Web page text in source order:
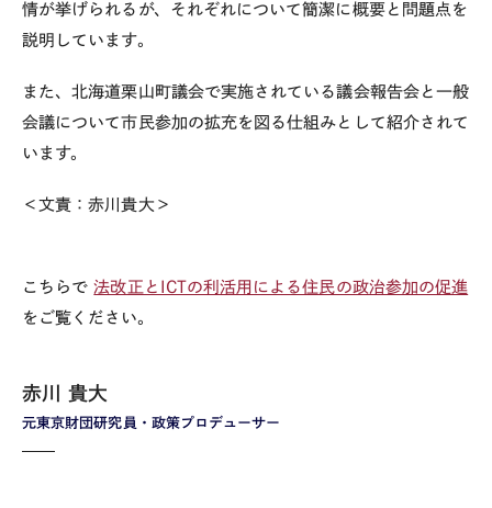
情が挙げられるが、それぞれについて簡潔に概要と問題点を
説明しています。
また、北海道栗山町議会で実施されている議会報告会と一般
会議について市民参加の拡充を図る仕組みとして紹介されて
います。
＜文責：赤川貴大＞
こちらで法改正とICTの利活用による住民の政治参加の促進
をご覧ください。
元東京財団研究員・政策プロデューサー
赤川 貴大